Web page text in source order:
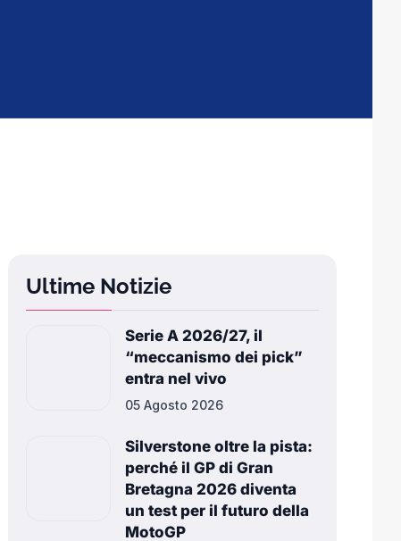
Ultime Notizie
Serie A 2026/27, il
“meccanismo dei pick”
entra nel vivo
05 Agosto 2026
Silverstone oltre la pista:
perché il GP di Gran
Bretagna 2026 diventa
un test per il futuro della
MotoGP